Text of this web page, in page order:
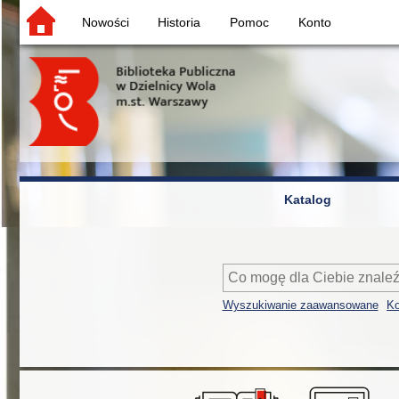
Nowości Historia Pomoc Konto
Katalog
Wyszukiwanie zaawansowane